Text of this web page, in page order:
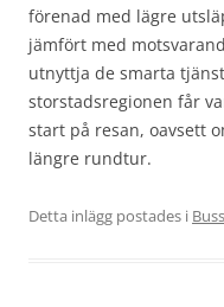
förenad med lägre
jämfört med
utnyttja de smarta
storstadsregionen får
start på resan, oavsett
längre rundtur.
Detta inlägg postades i Buss